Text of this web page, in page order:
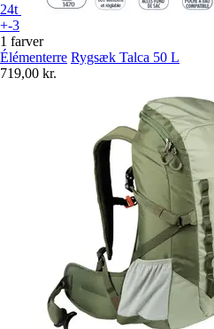
24t
+-3
1 farver
Élémenterre Rygsæk Talca 50 L
719,00 kr.